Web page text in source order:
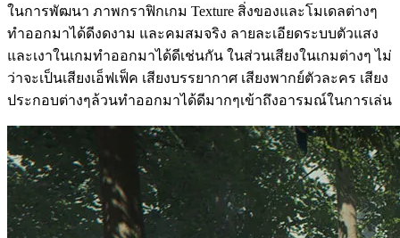
ในการพัฒนา ภาพกราฟิกเกม Texture สิ่งของและโมเดลต่างๆ
ทำออกมาได้ดีงดงาม และคมสมจริง ลายละเอียดระบบตัวแสง
และเงาในเกมทำออกมาได้ดีเช่นกัน ในส่วนเสียงในเกมต่างๆ ไม่
ว่าจะเป็นเสียงเอ็ฟเฟ็ค เสียงบรรยากาศ เสียงพากย์ตัวละคร เสียง
ประกอบต่างๆล้วนทำออกมาได้ดีมากๆเข้าถึงอารมณ์ในการเล่น